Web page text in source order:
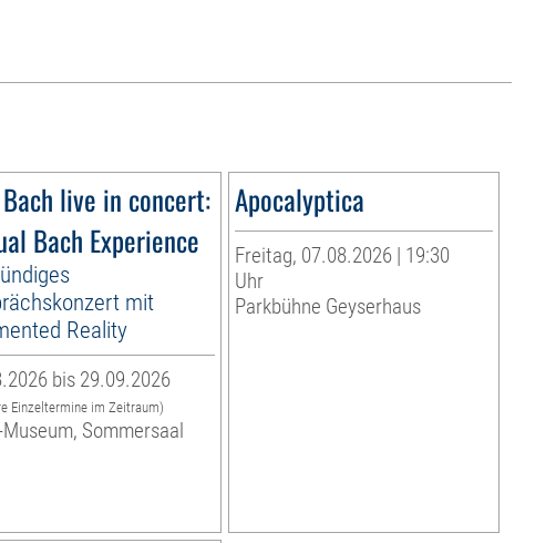
live in concert:
Bach Experience
mit
Reality
bis 29.09.2026
Einzeltermine im Zeitraum)
Sommersaal
Apocalyptica
Freitag, 07.08.2026 | 19:30
Uhr
Parkbühne Geyserhaus